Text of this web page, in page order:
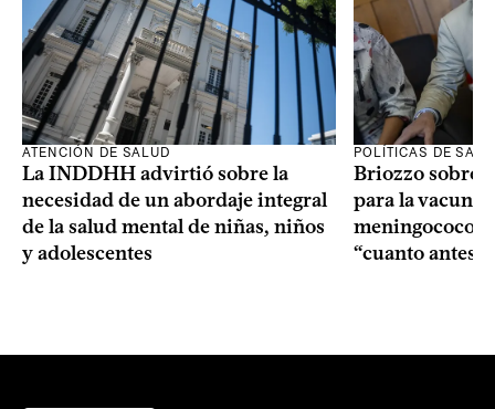
ATENCIÓN DE SALUD
La INDDHH advirtió sobre la
necesidad de un abordaje integral
de la salud mental de niñas, niños
y adolescentes
POLÍTICAS DE
Briozzo sobre
para la vacuna
meningococo:
“cuanto antes